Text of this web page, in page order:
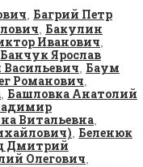
, Багрий Петр
, Бакулин
Иванович,
Банчук Ярослав
, Баум
Романович,
, Башловка Анатолий
Витальевна,
, Беленюк
Дмитрий
Олегович,